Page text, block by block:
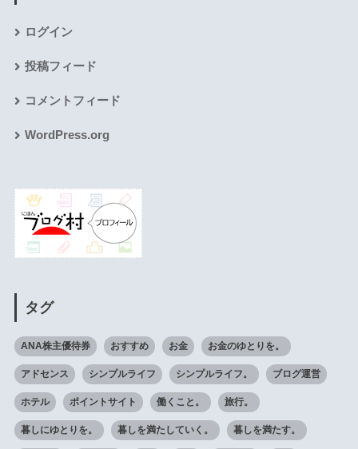
ログイン
投稿フィード
コメントフィード
WordPress.org
タグ
ANA株主優待券 おすすめ お金 お金のゆとりを。
アドセンス シンプルライフ シンプルライフ。 ブログ運営
ホテル ポイントサイト 働くこと。 旅行。
暮しにゆとりを。 暮しを満たしていく。 暮しを満たす。